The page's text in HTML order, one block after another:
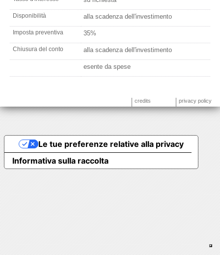
Disponibilità alla scadenza dell'investimento
Imposta preventiva 35%
Chiusura del conto alla scadenza dell'investimento
esente da spese
credits privacy policy
Informativa sulla raccolta
Le tue preferenze relative alla privacy